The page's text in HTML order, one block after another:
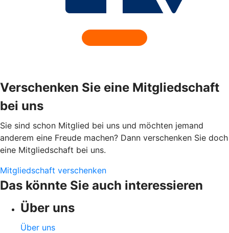
Verschenken Sie eine Mitgliedschaft
bei uns
Sie sind schon Mitglied bei uns und möchten jemand
anderem eine Freude machen? Dann verschenken Sie doch
eine Mitgliedschaft bei uns.
Mitgliedschaft verschenken
Das könnte Sie auch interessieren
Über uns
Über uns